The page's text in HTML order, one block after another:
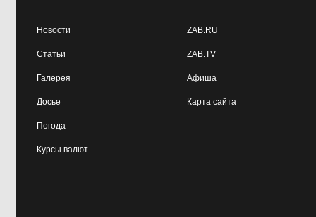
пустота: с чем остались дети на
Новости
Статьи
Галерея
Досье
Погода
Курсы валют
ZAB.RU
ZAB.TV
Афиша
Карта сайта